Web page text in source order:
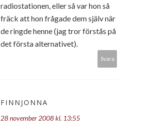
radiostationen, eller så var hon så
fräck att hon frågade dem själv när
de ringde henne (jag tror förstås på
det första alternativet).
Svara
FINNJONNA
28 november 2008 kl. 13:55